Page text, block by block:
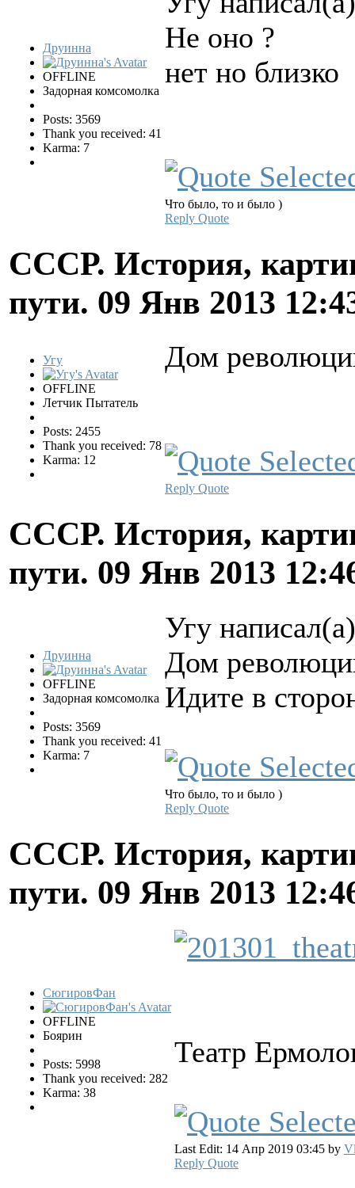
Друинна
OFFLINE
Задорная комсомолка
Posts: 3569
Thank you received: 41
Karma: 7
Не оно ?
нет но близко
Что было, то и было )
Reply Quote
СССР. История,
пути. 09 Янв 2013
Угу
OFFLINE
Летчик Пытатель
Posts: 2455
Thank you received: 78
Karma: 12
Дом
Reply Quote
СССР. История,
пути. 09 Янв 2013
Друинна
OFFLINE
Задорная комсомолка
Posts: 3569
Thank you received: 41
Karma: 7
Угу
Дом
Идите в
Что было, то и было )
Reply Quote
СССР. История,
пути. 09 Янв 2013
СюгировФан
OFFLINE
Боярин
Posts: 5998
Thank you received: 282
Karma: 38
Театр
Last Edit: 14 Апр 2019 03:45 by
Reply Quote